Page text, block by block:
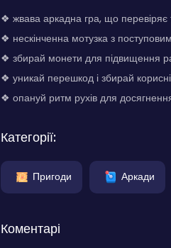
❖ жвава аркадна гра, що перевіряє
❖ нескінченна мотузка з
❖ збирай монети для підвищення
❖ уникай перешкод і збирай
❖ опануй ритм рухів для
Категорії:
Пригоди Аркади
Коментарі